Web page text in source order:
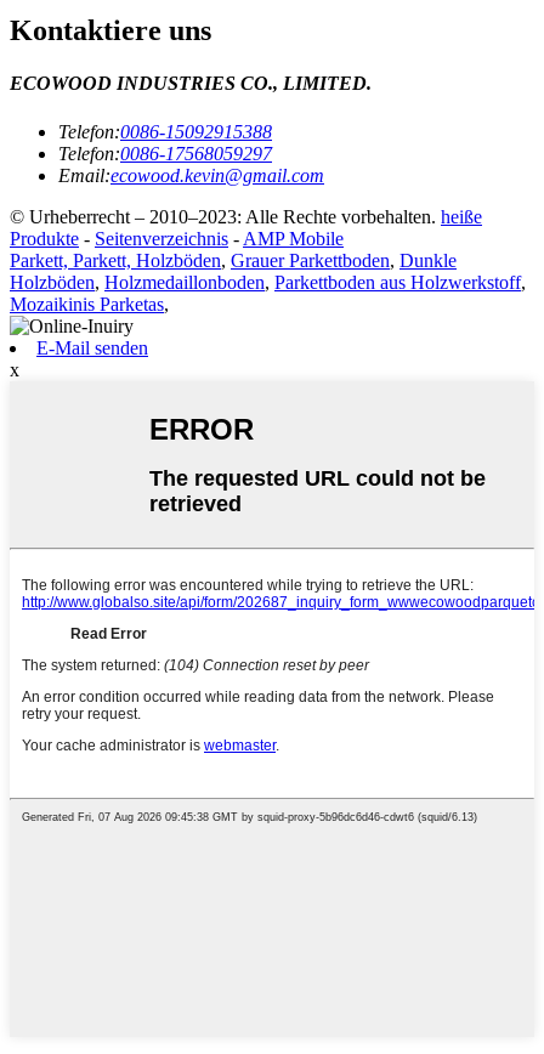
Kontaktiere uns
ECOWOOD INDUSTRIES CO., LIMITED.
Telefon:0086-15092915388
Telefon:0086-17568059297
Email:ecowood.kevin@gmail.com
© Urheberrecht – 2010–2023: Alle Rechte vorbehalten. heiße
Produkte - Seitenverzeichnis - AMP Mobile
Parkett, Parkett, Holzböden, Grauer Parkettboden, Dunkle
Holzböden, Holzmedaillonboden, Parkettboden aus Holzwerkstoff,
Mozaikinis Parketas,
E-Mail senden
x